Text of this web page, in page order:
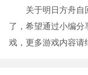
关于明日方舟自
了，希望通过小编
戏，更多游戏内容请